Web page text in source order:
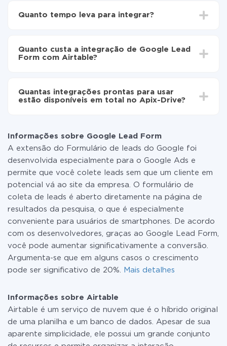
Form para Airtable
automaticamente de Google Lead Form para
Quanto tempo leva para integrar?
30 minutos. Em média, a configuração leva de 10 a 15
minutos.
Quanto custa a integração de Google Lead
Form com Airtable?
as tarifas. Você paga apenas pela quantidade de
dados que é realmente transferida de um de seus
ou mudar para um de pago, se necessário. Mais
detalhes sobretarifas.
Quantas integrações prontas para usar
estão disponíveis em total no Apix-Drive?
Informações sobre Google Lead Form
A extensão do Formulário de leads do Google foi
desenvolvida especialmente para o Google Ads e
permite que você colete leads sem que um cliente em
potencial vá ao site da empresa. O formulário de
coleta de leads é aberto diretamente na página de
resultados da pesquisa, o que é especialmente
conveniente para usuários de smartphones. De acordo
com os desenvolvedores, graças ao Google Lead Form,
você pode aumentar significativamente a conversão.
Argumenta-se que em alguns casos o crescimento
pode ser significativo de 20%.
Mais detalhes
Informações sobre Airtable
Airtable é um serviço de nuvem que é o híbrido original
de uma planilha e um banco de dados. Apesar de sua
aparente simplicidade, ele possui um grande conjunto